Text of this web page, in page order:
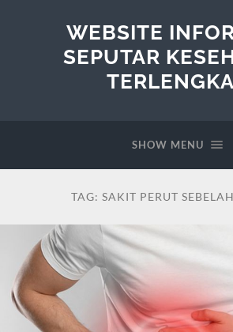
WEBSITE
SEPUTAR
SHOW MENU
TAG: SAKIT PERUT